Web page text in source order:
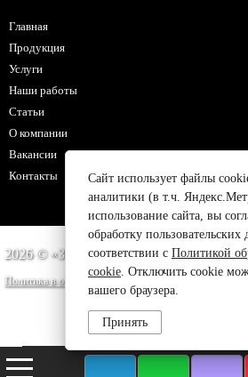
Главная
Продукция
Услуги
Наши работы
Статьи
О компании
Вакансии
Контакты
2026 © «ЗМК 48»‎ производство и
Политика в отношении обработки персональных
Сайт носит исключительно информационный
информация ни при каких условиях не является
определяемой положениями пункта 2 статьи
Сайт использует файлы
аналитики (в т.ч.
использование сайта, вы
обработку пользовательских
соответствии с Политикой
cookie. Отключить cookie
вашего браузера.
Принять